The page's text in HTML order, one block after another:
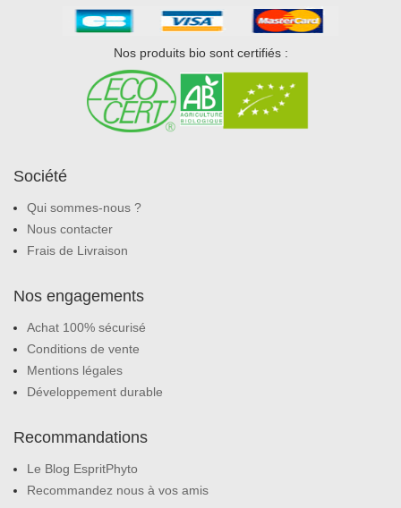
Nos produits bio sont certifiés :
Société
Qui sommes-nous ?
Nous contacter
Frais de Livraison
Nos engagements
Achat 100% sécurisé
Conditions de vente
Mentions légales
Développement durable
Recommandations
Le Blog EspritPhyto
Recommandez nous à vos amis